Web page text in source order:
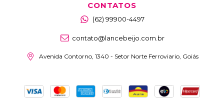
CONTATOS
(62) 99900-4497
contato@lancebeijo.com.br
Avenida Contorno, 1340 - Setor Norte Ferroviario, Goiás